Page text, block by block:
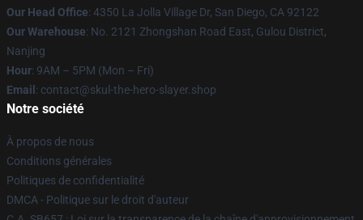
Our Head Office: 4350 La Jolla Village Dr, San Diego, CA 92122
Our Warehouse: No. 2121 Zhongshan Road East, Gulou District,
Nanjing
Hour: 9AM – 5PM (Mon – Fri)
Email : contact@skul-the-hero-slayer.shop
Notre société
À propos de nous
Conditions générales
Politiques de confidentialité
DMCA - Politique sur le droit d'auteur